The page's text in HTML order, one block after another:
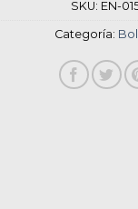
SKU: EN-
Categoría: